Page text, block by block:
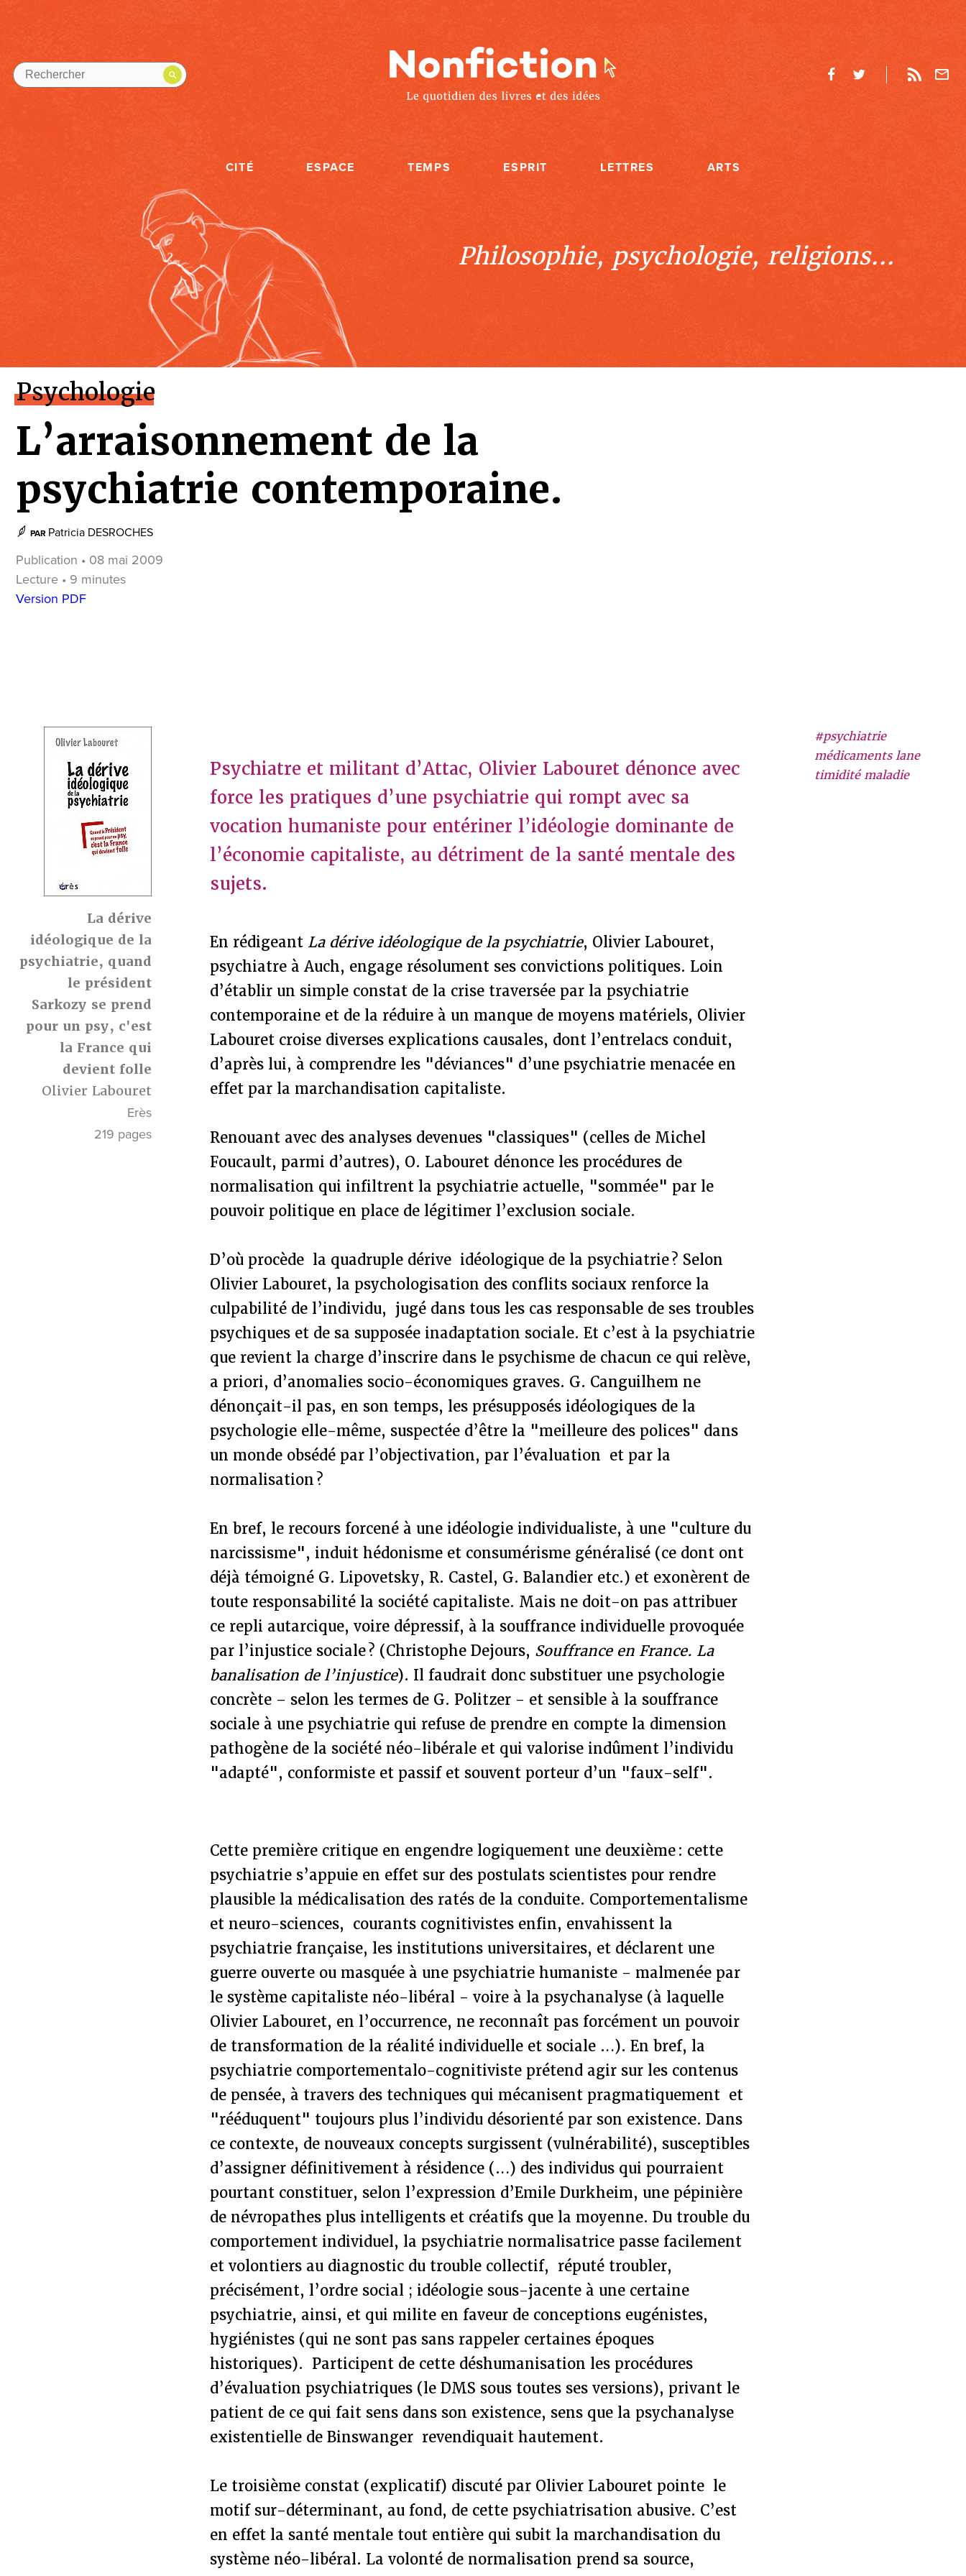
CITÉ ESPACE TEMPS ESPRIT LETTRES ARTS
Philosophie, psychologie, religions...
Psychologie
L’arraisonnement de la
psychiatrie contemporaine.
PAR Patricia DESROCHES
Publication • 08 mai 2009
Lecture • 9 minutes
Version PDF
La dérive
idéologique de la
psychiatrie, quand
le président
Sarkozy se prend
pour un psy, c'est
la France qui
devient folle
Olivier Labouret
Erès
219 pages
#psychiatrie
médicaments lane
timidité maladie
Psychiatre et militant d’Attac, Olivier Labouret dénonce avec
force les pratiques d’une psychiatrie qui rompt avec sa
vocation humaniste pour entériner l’idéologie dominante de
l’économie capitaliste, au détriment de la santé mentale des
sujets.
En rédigeant La dérive idéologique de la psychiatrie, Olivier Labouret,
psychiatre à Auch, engage résolument ses convictions politiques. Loin
d’établir un simple constat de la crise traversée par la psychiatrie
contemporaine et de la réduire à un manque de moyens matériels, Olivier
Labouret croise diverses explications causales, dont l’entrelacs conduit,
d’après lui, à comprendre les "déviances" d’une psychiatrie menacée en
effet par la marchandisation capitaliste.
Renouant avec des analyses devenues "classiques" (celles de Michel
Foucault, parmi d’autres), O. Labouret dénonce les procédures de
normalisation qui infiltrent la psychiatrie actuelle, "sommée" par le
pouvoir politique en place de légitimer l’exclusion sociale.
D’où procède la quadruple dérive idéologique de la psychiatrie ? Selon
Olivier Labouret, la psychologisation des conflits sociaux renforce la
culpabilité de l’individu, jugé dans tous les cas responsable de ses troubles
psychiques et de sa supposée inadaptation sociale. Et c’est à la psychiatrie
que revient la charge d’inscrire dans le psychisme de chacun ce qui relève,
a priori, d’anomalies socio-économiques graves. G. Canguilhem ne
dénonçait-il pas, en son temps, les présupposés idéologiques de la
psychologie elle-même, suspectée d’être la "meilleure des polices" dans
un monde obsédé par l’objectivation, par l’évaluation et par la
normalisation ?
En bref, le recours forcené à une idéologie individualiste, à une "culture du
narcissisme", induit hédonisme et consumérisme généralisé (ce dont ont
déjà témoigné G. Lipovetsky, R. Castel, G. Balandier etc.) et exonèrent de
toute responsabilité la société capitaliste. Mais ne doit-on pas attribuer
ce repli autarcique, voire dépressif, à la souffrance individuelle provoquée
par l’injustice sociale ? (Christophe Dejours, Souffrance en France. La
banalisation de l’injustice). Il faudrait donc substituer une psychologie
concrète – selon les termes de G. Politzer - et sensible à la souffrance
sociale à une psychiatrie qui refuse de prendre en compte la dimension
pathogène de la société néo-libérale et qui valorise indûment l’individu
"adapté", conformiste et passif et souvent porteur d’un "faux-self".
Cette première critique en engendre logiquement une deuxième : cette
psychiatrie s’appuie en effet sur des postulats scientistes pour rendre
plausible la médicalisation des ratés de la conduite. Comportementalisme
et neuro-sciences, courants cognitivistes enfin, envahissent la
psychiatrie française, les institutions universitaires, et déclarent une
guerre ouverte ou masquée à une psychiatrie humaniste - malmenée par
le système capitaliste néo-libéral - voire à la psychanalyse (à laquelle
Olivier Labouret, en l’occurrence, ne reconnaît pas forcément un pouvoir
de transformation de la réalité individuelle et sociale …). En bref, la
psychiatrie comportementalo-cognitiviste prétend agir sur les contenus
de pensée, à travers des techniques qui mécanisent pragmatiquement et
"rééduquent" toujours plus l’individu désorienté par son existence. Dans
ce contexte, de nouveaux concepts surgissent (vulnérabilité), susceptibles
d’assigner définitivement à résidence (…) des individus qui pourraient
pourtant constituer, selon l’expression d’Emile Durkheim, une pépinière
de névropathes plus intelligents et créatifs que la moyenne. Du trouble du
comportement individuel, la psychiatrie normalisatrice passe facilement
et volontiers au diagnostic du trouble collectif, réputé troubler,
précisément, l’ordre social ; idéologie sous-jacente à une certaine
psychiatrie, ainsi, et qui milite en faveur de conceptions eugénistes,
hygiénistes (qui ne sont pas sans rappeler certaines époques
historiques). Participent de cette déshumanisation les procédures
d’évaluation psychiatriques (le DMS sous toutes ses versions), privant le
patient de ce qui fait sens dans son existence, sens que la psychanalyse
existentielle de Binswanger revendiquait hautement.
Le troisième constat (explicatif) discuté par Olivier Labouret pointe le
motif sur-déterminant, au fond, de cette psychiatrisation abusive. C’est
en effet la santé mentale tout entière qui subit la marchandisation du
système néo-libéral. La volonté de normalisation prend sa source,